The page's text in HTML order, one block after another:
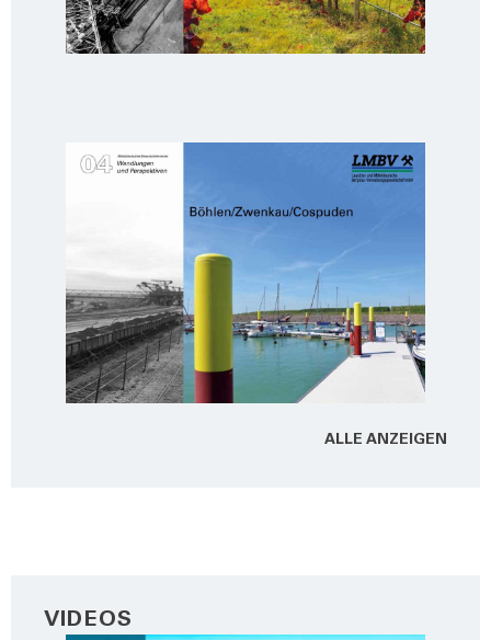
ALLE ANZEI­GEN
VIDEOS